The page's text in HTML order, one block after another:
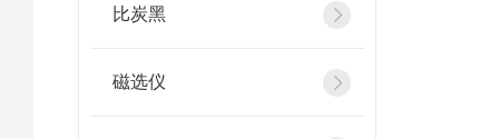
比炭黑
磁选仪